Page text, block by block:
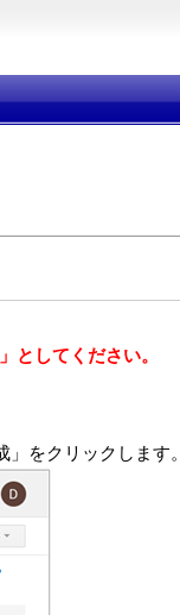
としてください。
をクリックします。